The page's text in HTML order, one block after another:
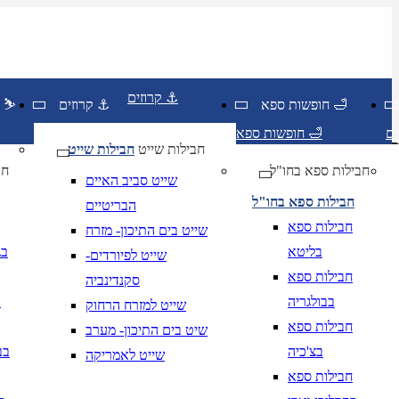
חופשות סקי ⛷️
קרוזים ⚓ קרוזים ⚓
חבילות שייט חבילות שייט
שייט סביב האיים
הבריטיים
שייט בים התיכון- מזרח
שייט לפיורדים-
סקנדינביה
שייט למזרח הרחוק
שיט בים התיכון- מערב
שייט לאמריקה
חופשות ספא 🛁
חופשות ספא 🛁
חבילות ספא בחו"ל
חבילות ספא בחו"ל
חבילות ספא
בליטא
חבילות ספא
בבולגריה
חבילות ספא
בצ'כיה
חבילות ספא
חודש בשתי ספרות קו נטוי שנה בארבע ספרות